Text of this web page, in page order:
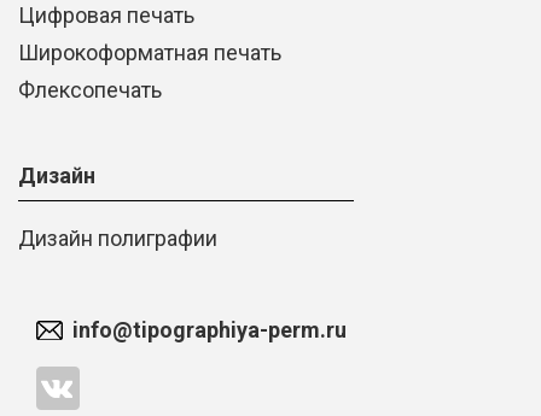
Цифровая печать
Широкоформатная печать
Флексопечать
Дизайн
Дизайн полиграфии
info@tipographiya-perm.ru